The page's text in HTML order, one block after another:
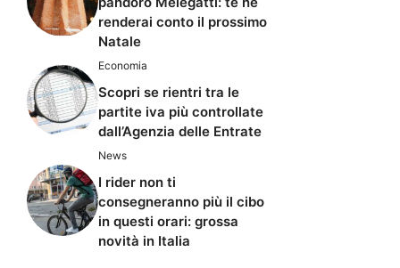
renderai conto il prossimo
Natale
Economia
Scopri se rientri tra le
partite iva più controllate
dall’Agenzia delle Entrate
News
I rider non ti
consegneranno più il cibo
in questi orari: grossa
novità in Italia